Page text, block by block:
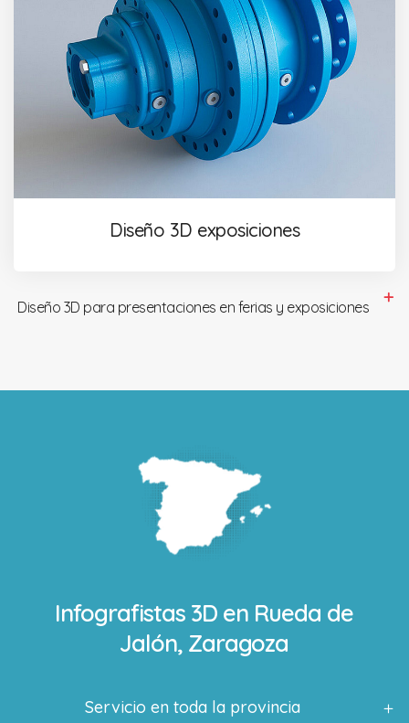
Diseño 3D exposiciones
Diseño 3D para presentaciones en ferias y exposiciones
Infografistas 3D en Rueda de
Jalón, Zaragoza
Servicio en toda la provincia